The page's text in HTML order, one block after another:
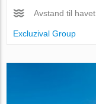
Avstand til
Excluzival Group